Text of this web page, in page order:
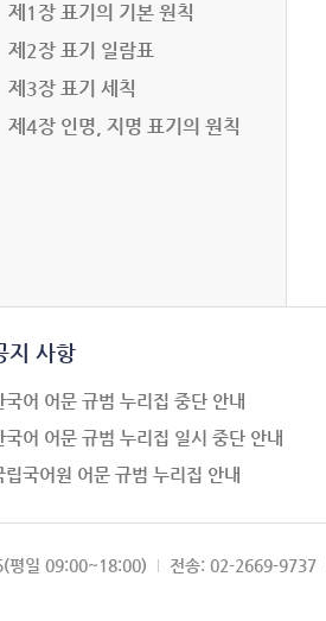
제1장 표기의 기본 원칙
제2장 표기 일람표
제3장 표기 세칙
제4장 인명, 지명 표기의 원칙
지 사항
국어 어문 규범 누리집 중단 안내
국어 어문 규범 누리집 일시 중단 안내
립국어원 어문 규범 누리집 안내
평일 09:00~18:00) 전송: 02-2669-9737